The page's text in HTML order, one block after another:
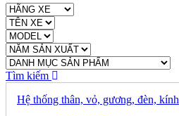
Tìm kiếm
Hệ thống thân, vỏ, gương, đèn, kính